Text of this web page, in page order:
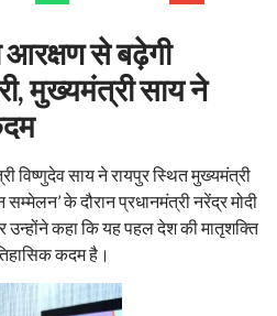
आरक्षण से बढ़ेगी
मुख्यमंत्री साय ने
विष्णुदेव साय ने रायपुर स्थित मुख्यमंत्री
सम्मेलन’ के दौरान प्रधानमंत्री नरेंद्र मोदी
कहा कि यह पहल देश की मातृशक्ति
कदम है।